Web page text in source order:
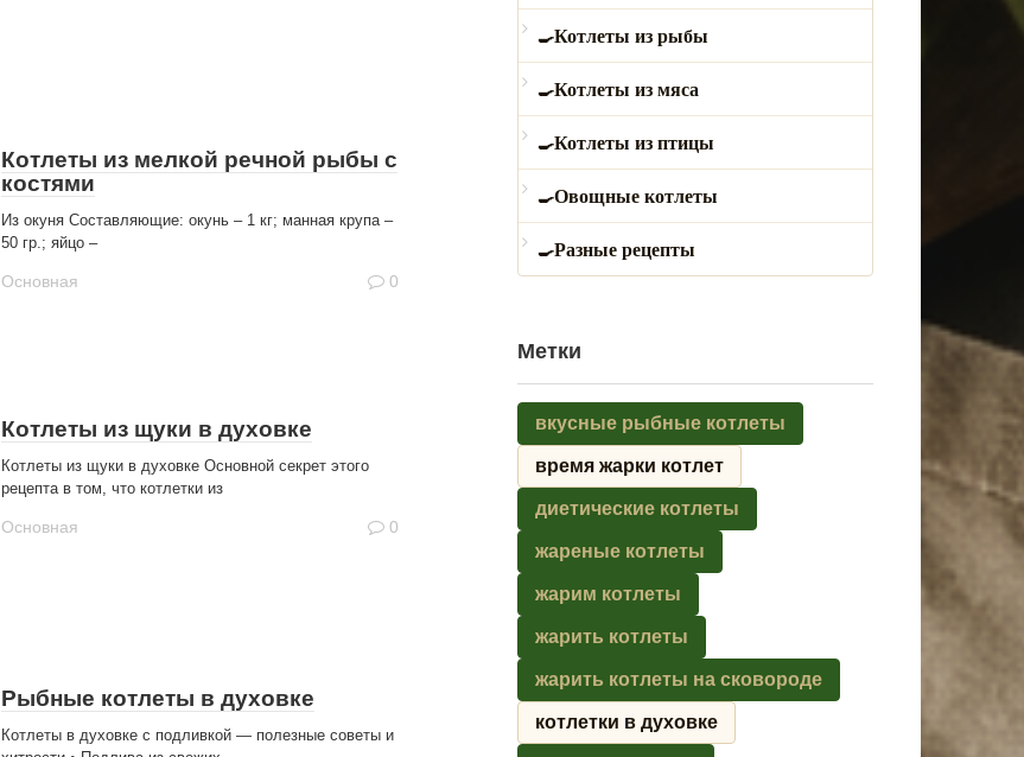
Котлеты из мелкой речной рыбы с
костями
Из окуня Составляющие: окунь – 1 кг; манная крупа –
50 гр.; яйцо –
Основная 0
Котлеты из щуки в духовке
Котлеты из щуки в духовке Основной секрет этого
рецепта в том, что котлетки из
Основная 0
Рыбные котлеты в духовке
Котлеты в духовке с подливкой — полезные советы и
Котлеты из рыбы
Котлеты из мяса
Котлеты из птицы
Овощные котлеты
Разные рецепты
Метки
вкусные рыбные котлеты
время жарки котлет
диетические котлеты
жареные котлеты
жарим котлеты
жарить котлеты
жарить котлеты на сковороде
котлетки в духовке